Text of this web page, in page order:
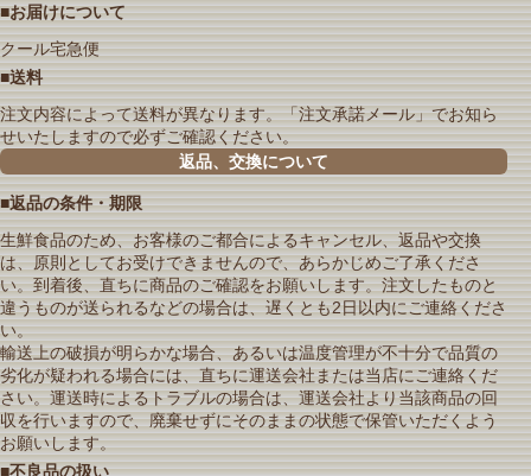
■お届けについて
クール宅急便
■送料
注文内容によって送料が異なります。「注文承諾メール」でお知ら
せいたしますので必ずご確認ください。
返品、交換について
■返品の条件・期限
生鮮食品のため、お客様のご都合によるキャンセル、返品や交換
は、原則としてお受けできませんので、あらかじめご了承くださ
い。到着後、直ちに商品のご確認をお願いします。注文したものと
違うものが送られるなどの場合は、遅くとも2日以内にご連絡くださ
い。
輸送上の破損が明らかな場合、あるいは温度管理が不十分で品質の
劣化が疑われる場合には、直ちに運送会社または当店にご連絡くだ
さい。運送時によるトラブルの場合は、運送会社より当該商品の回
収を行いますので、廃棄せずにそのままの状態で保管いただくよう
お願いします。
■不良品の扱い